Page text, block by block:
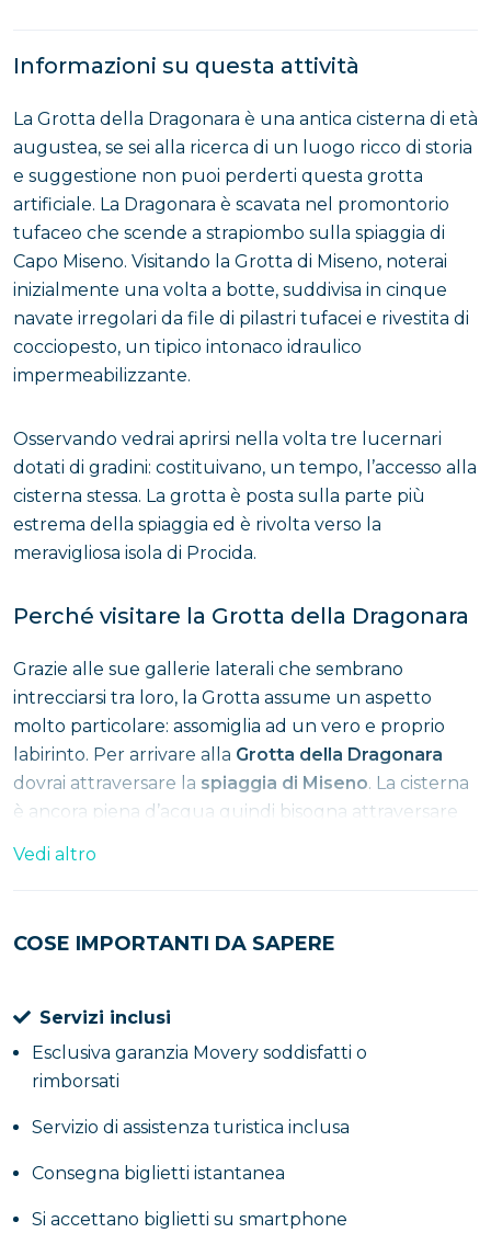
Informazioni su questa attività
La Grotta della Dragonara è una antica cisterna di età
augustea, se sei alla ricerca di un luogo ricco di storia
e suggestione non puoi perderti questa grotta
artificiale. La Dragonara è scavata nel promontorio
tufaceo che scende a strapiombo sulla spiaggia di
Capo Miseno. Visitando la Grotta di Miseno, noterai
inizialmente una volta a botte, suddivisa in cinque
navate irregolari da file di pilastri tufacei e rivestita di
cocciopesto, un tipico intonaco idraulico
impermeabilizzante.
Osservando vedrai aprirsi nella volta tre lucernari
dotati di gradini: costituivano, un tempo, l’accesso alla
cisterna stessa. La grotta è posta sulla parte più
estrema della spiaggia ed è rivolta verso la
meravigliosa isola di Procida.
Perché visitare la Grotta della Dragonara
Grazie alle sue gallerie laterali che sembrano
intrecciarsi tra loro, la Grotta assume un aspetto
molto particolare: assomiglia ad un vero e proprio
labirinto. Per arrivare alla Grotta della Dragonara
dovrai attraversare la spiaggia di Miseno. La cisterna
è ancora piena d’acqua quindi bisogna attraversare
unico e tra le bellezze da non perdere che ci offrono
Le cose più importanti da sapere sulla
Grotta della Dragonara di Miseno
Scavi effettuati anni fa hanno portato alla luce dei
piccolo edificio sacro che veniva posto nei pressi di
fontane o sorgenti d’acqua dolce e dedicato ad una
Vedi altro
COSE IMPORTANTI DA SAPERE
Servizi inclusi
Esclusiva garanzia Movery soddisfatti o
rimborsati
Servizio di assistenza turistica inclusa
Consegna biglietti istantanea
Si accettano biglietti su smartphone